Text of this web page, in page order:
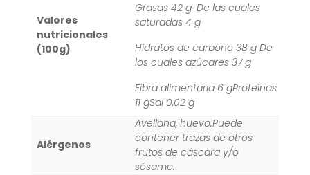
Valores
nutricionales
(100g)
Grasas 42 g. De las cuales
saturadas 4 g
Hidratos de carbono 38 g De
los cuales azúcares 37 g
Fibra alimentaria 6 gProteínas
11 gSal 0,02 g
Alérgenos
Avellana, huevo.Puede
contener trazas de otros
frutos de cáscara y/o
sésamo.